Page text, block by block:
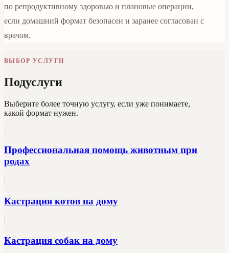
по репродуктивному здоровью и плановые операции,
если домашний формат безопасен и заранее согласован с
врачом.
ВЫБОР УСЛУГИ
Подуслуги
Выберите более точную услугу, если уже понимаете,
какой формат нужен.
Профессиональная помощь животным при
родах
Кастрация котов на дому
Кастрация собак на дому